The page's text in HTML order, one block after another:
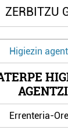
ZERBITZU